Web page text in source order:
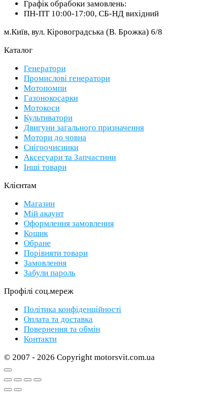
Графік обрабоки замовлень:
ПН-ПТ 10:00-17:00, СБ-НД вихідний
м.Київ, вул. Кіровоградська (В. Брожка) 6/8
Каталог
Генератори
Промислові генератори
Мотопомпи
Газонокосарки
Мотокоси
Культиватори
Двигуни загального призначення
Мотори до човна
Снігоочисники
Аксесуари та Запчастини
Інші товари
Клієнтам
Магазин
Мій акаунт
Оформлення замовлення
Кошик
Обране
Порівняти товари
Замовлення
Забули пароль
Профілі соц.мереж
Політика конфіденційності
Оплата та доставка
Повернення та обмін
Контакти
© 2007 - 2026 Copyright motorsvit.com.ua